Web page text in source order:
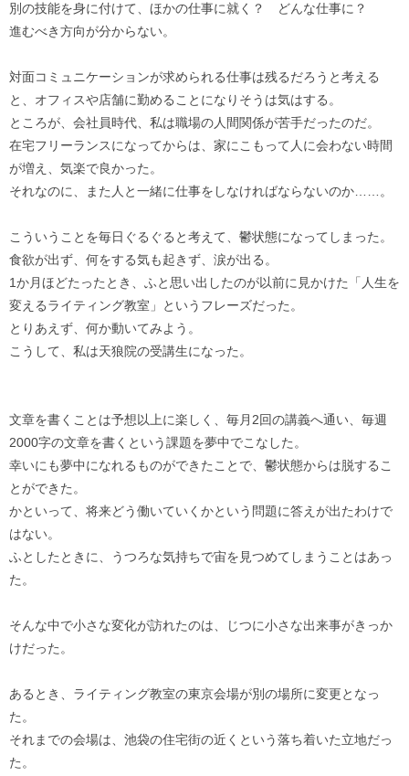
別の技能を身に付けて、ほかの仕事に就く？ どんな仕事に？
進むべき方向が分からない。
対面コミュニケーションが求められる仕事は残るだろうと考える
と、オフィスや店舗に勤めることになりそうは気はする。
ところが、会社員時代、私は職場の人間関係が苦手だったのだ。
在宅フリーランスになってからは、家にこもって人に会わない時間
が増え、気楽で良かった。
それなのに、また人と一緒に仕事をしなければならないのか……。
こういうことを毎日ぐるぐると考えて、鬱状態になってしまった。
食欲が出ず、何をする気も起きず、涙が出る。
1か月ほどたったとき、ふと思い出したのが以前に見かけた「人生を
変えるライティング教室」というフレーズだった。
とりあえず、何か動いてみよう。
こうして、私は天狼院の受講生になった。
文章を書くことは予想以上に楽しく、毎月2回の講義へ通い、毎週
2000字の文章を書くという課題を夢中でこなした。
幸いにも夢中になれるものができたことで、鬱状態からは脱するこ
とができた。
かといって、将来どう働いていくかという問題に答えが出たわけで
はない。
ふとしたときに、うつろな気持ちで宙を見つめてしまうことはあっ
た。
そんな中で小さな変化が訪れたのは、じつに小さな出来事がきっか
けだった。
あるとき、ライティング教室の東京会場が別の場所に変更となっ
た。
それまでの会場は、池袋の住宅街の近くという落ち着いた立地だっ
た。